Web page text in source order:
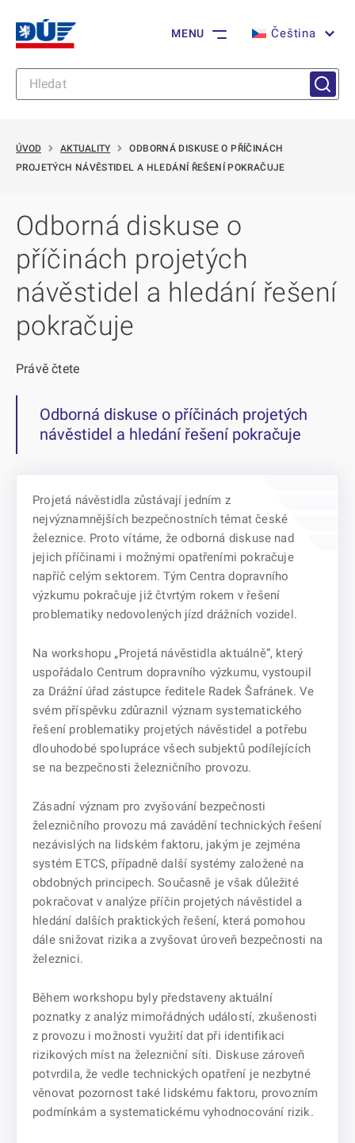
MENU Čeština
ÚVOD AKTUALITY
ODBORNÁ DISKUSE O PŘÍČINÁCH
PROJETÝCH NÁVĚSTIDEL A HLEDÁNÍ ŘEŠENÍ POKRAČUJE
Odborná diskuse o
příčinách projetých
návěstidel a hledání řešení
pokračuje
Projetá návěstidla zůstávají jedním z
nejvýznamnějších bezpečnostních témat české
železnice. Proto vítáme, že odborná diskuse nad
jejich příčinami i možnými opatřeními pokračuje
napříč celým sektorem. Tým Centra dopravního
výzkumu pokračuje již čtvrtým rokem v řešení
problematiky nedovolených jízd drážních vozidel.
Na workshopu „Projetá návěstidla aktuálně“, který
uspořádalo Centrum dopravního výzkumu, vystoupil
za Drážní úřad zástupce ředitele Radek Šafránek. Ve
svém příspěvku zdůraznil význam systematického
řešení problematiky projetých návěstidel a potřebu
dlouhodobé spolupráce všech subjektů podílejících
se na bezpečnosti železničního provozu.
Zásadní význam pro zvyšování bezpečnosti
železničního provozu má zavádění technických řešení
nezávislých na lidském faktoru, jakým je zejména
systém ETCS, případně další systémy založené na
obdobných principech. Současně je však důležité
pokračovat v analýze příčin projetých návěstidel a
hledání dalších praktických řešení, která pomohou
dále snižovat rizika a zvyšovat úroveň bezpečnosti na
železnici.
Během workshopu byly představeny aktuální
poznatky z analýz mimořádných událostí, zkušenosti
z provozu i možnosti využití dat při identifikaci
rizikových míst na železniční síti. Diskuse zároveň
potvrdila, že vedle technických opatření je nezbytné
věnovat pozornost také lidskému faktoru, provozním
podmínkám a systematickému vyhodnocování rizik.
Právě čtete
Odborná diskuse o příčinách projetých
návěstidel a hledání řešení pokračuje